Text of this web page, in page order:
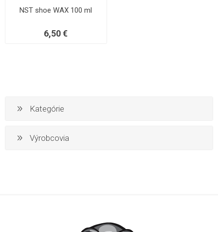
NST shoe WAX 100 ml
6,50 €
Kategórie
Výrobcovia